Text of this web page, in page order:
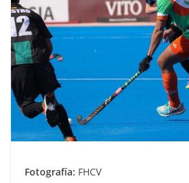
Fotografía: FHCV